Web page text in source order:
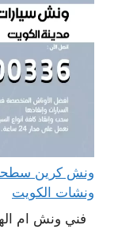
ونشات الكويت
فني ونش ام